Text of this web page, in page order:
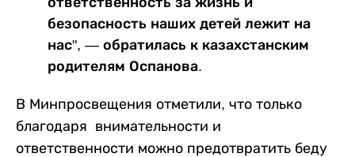
безопасность наших детей лежит на
нас", — обратилась к казахстанским
родителям Оспанова.
В Минпросвещения отметили, что только
благодаря внимательности и
ответственности можно предотвратить беду